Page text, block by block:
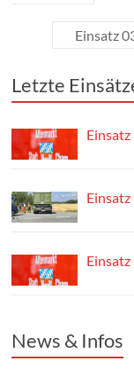
Einsatz
Letzte
News & Infos